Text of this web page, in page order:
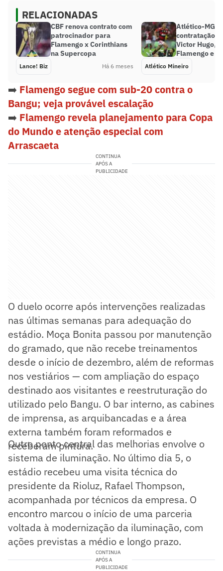
RELACIONADAS
CBF renova contrato com
patrocinador para
Flamengo x Corinthians
na Supercopa
Lance! Biz Há 6 meses
Atlético-MG
contratação
Victor Hugo,
Flamengo e
Atlético Mineiro
➡️ Flamengo segue com sub-20 contra o
Bangu; veja provável escalação
➡️ Flamengo revela planejamento para Copa
do Mundo e atenção especial com
Arrascaeta
CONTINUA
APÓS A
PUBLICIDADE
O duelo ocorre após intervenções realizadas
nas últimas semanas para adequação do
estádio. Moça Bonita passou por manutenção
do gramado, que não recebe treinamentos
desde o início de dezembro, além de reformas
nos vestiários — com ampliação do espaço
destinado aos visitantes e reestruturação do
utilizado pelo Bangu. O bar interno, as cabines
de imprensa, as arquibancadas e a área
externa também foram reformados e
receberam pintura.
Outro ponto central das melhorias envolve o
sistema de iluminação. No último dia 5, o
estádio recebeu uma visita técnica do
presidente da Rioluz, Rafael Thompson,
acompanhada por técnicos da empresa. O
encontro marcou o início de uma parceria
voltada à modernização da iluminação, com
ações previstas a médio e longo prazo.
CONTINUA
APÓS A
PUBLICIDADE